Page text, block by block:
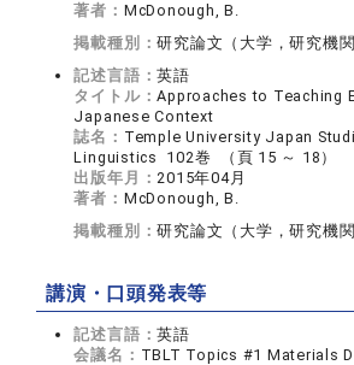
著者： McDonough, B.
掲載種別：研究論文（大学，研究機関
記述言語：英語
タイトル：Approaches to Teaching
Japanese Context
誌名： Temple University Japan
Linguistics 102巻 （頁 15 ～ 18）
出版年月：2015年04月
著者： McDonough, B.
掲載種別：研究論文（大学，研究機関
講演・口頭発表等
記述言語：英語
会議名： TBLT Topics #1 Materials